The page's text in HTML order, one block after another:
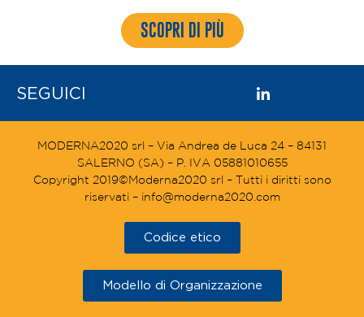
SCOPRI DI PIÙ
SEGUICI
MODERNA2020 srl – Via Andrea de Luca 24 – 84131
SALERNO (SA) – P. IVA 05881010655
Copyright 2019©Moderna2020 srl – Tutti i diritti sono
riservati – info@moderna2020.com
Codice etico
Modello di Organizzazione